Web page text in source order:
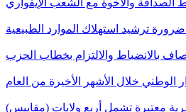
ترشيد استهلاك الموارد الطبيعية
بالانضباط والالتزام بخطاب الحزب
الوطني خلال الأشهر الأخيرة من العام
معتبرة تشمل أربع ولايات (مقاييس)